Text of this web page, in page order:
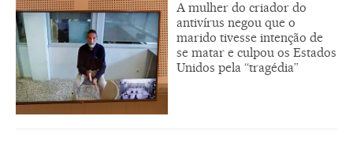
A mulher do criador do
antivírus negou que o
marido tivesse intenção de
se matar e culpou os Estados
Unidos pela “tragédia”